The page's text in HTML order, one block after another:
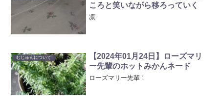
ころと笑いながら移ろっていく
凛
むじゅんについて
【2024年01月24日】ローズマリ
ー先輩のホットみかんネード
ローズマリー先輩！